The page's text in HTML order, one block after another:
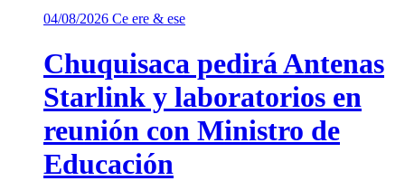
04/08/2026 Ce ere & ese
Chuquisaca pedirá Antenas
Starlink y laboratorios en
reunión con Ministro de
Educación